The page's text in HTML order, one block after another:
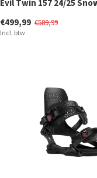
Evil Twin 157 24/25
€499,99 €589,99
Incl. btw